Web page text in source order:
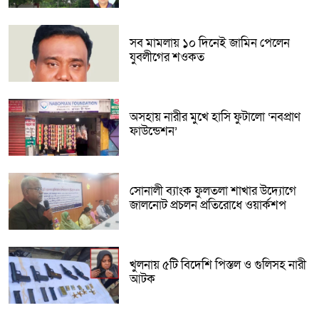
সব মামলায় ১০ দিনেই জামিন পেলেন
যুবলীগের শওকত
অসহায় নারীর মুখে হাসি ফুটালো ‘নবপ্রাণ
ফাউন্ডেশন’
সোনালী ব্যাংক ফুলতলা শাখার উদ্যোগে
জালনোট প্রচলন প্রতিরোধে ওয়ার্কশপ
খুলনায় ৫টি বিদেশি পিস্তল ও গুলিসহ নারী
আটক